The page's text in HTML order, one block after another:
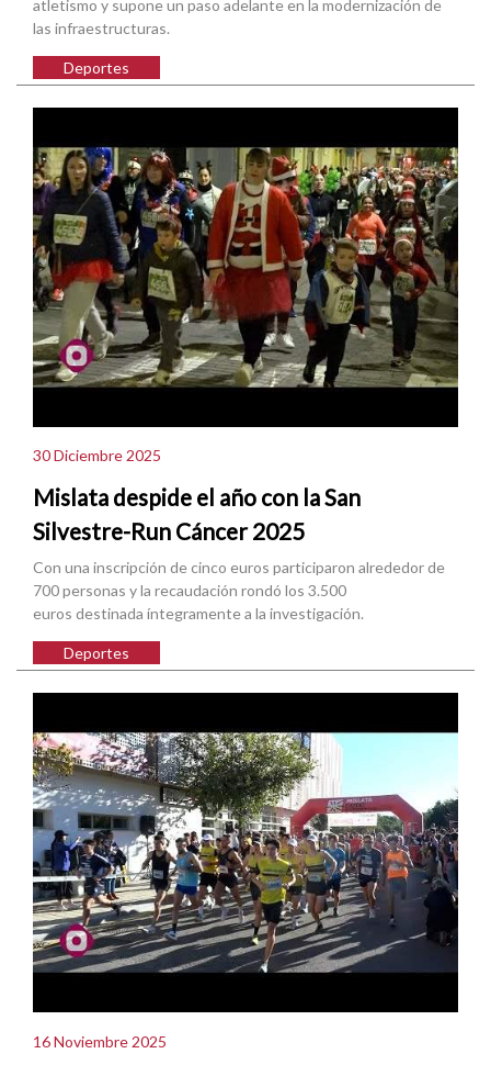
atletismo y supone un paso adelante en la modernización de
las infraestructuras.
Deportes
30 Diciembre 2025
Mislata despide el año con la San
Silvestre-Run Cáncer 2025
Con una inscripción de cinco euros participaron alrededor de
700 personas y la recaudación rondó los 3.500
euros destinada íntegramente a la investigación.
Deportes
16 Noviembre 2025